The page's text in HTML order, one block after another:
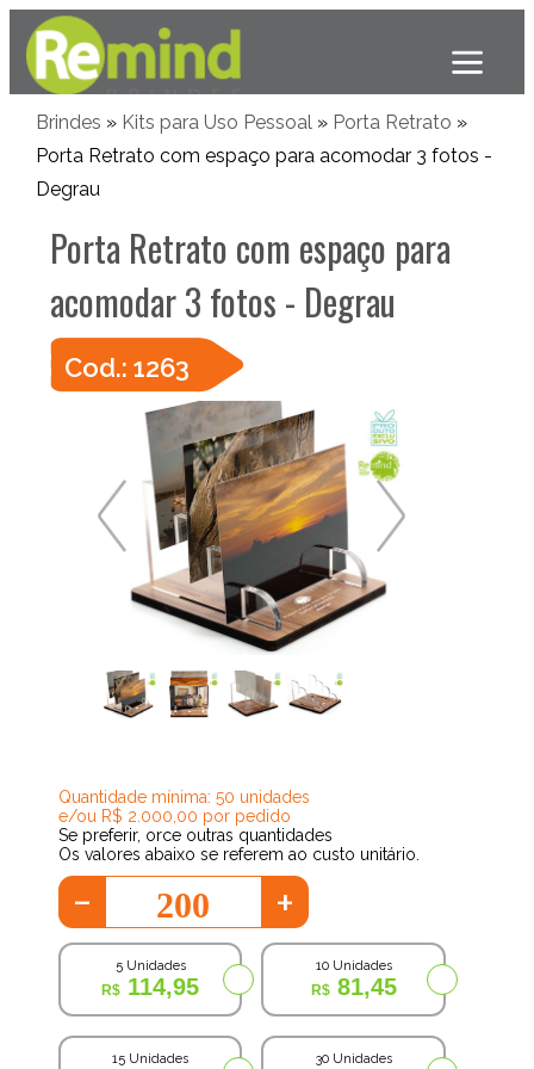
Brindes » Kits para Uso Pessoal» Porta Retrato »
Porta Retrato com espaço para acomodar 3 fotos -
Degrau
Porta Retrato com espaço para
acomodar 3 fotos - Degrau
Cod.: 1263
Quantidade mínima: 50 unidades
e/ou R$ 2.000,00 por pedido
Se preferir, orce outras quantidades
Os valores abaixo se referem ao custo unitário.
- +
5 Unidades
114,95
10 Unidades
81,45
15 Unidades 30 Unidades